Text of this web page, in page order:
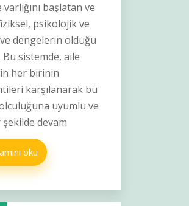
varlığını başlatan ve
psikolojik ve
dengelerin olduğu
sistemde, aile
her birinin
karşılanarak bu
uyumlu ve
şekilde devam
oku